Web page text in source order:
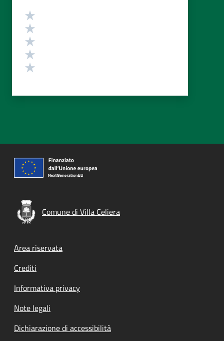
Valutazione
Comune di Villa Celiera
Footer menu
Area riservata
Crediti
Informativa privacy
Note legali
Dichiarazione di accessibilità